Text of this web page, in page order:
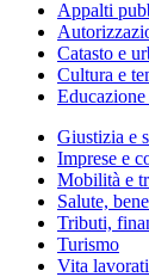
Appalti
Catasto e
Cultura e
Giustizia e
Imprese e
Mobilità e
Salute,
Tributi,
Turismo
Vita